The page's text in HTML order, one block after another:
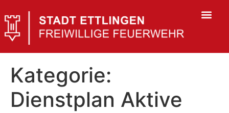
Kategorie:
Dienstplan Aktive